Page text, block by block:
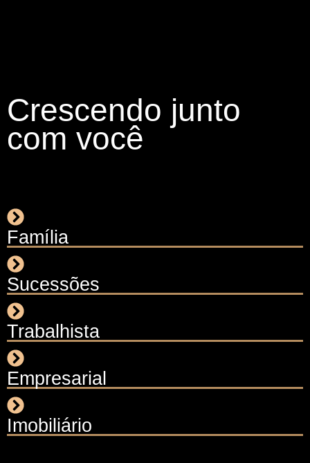
Crescendo junto
com você
Família
Sucessões
Trabalhista
Empresarial
Imobiliário